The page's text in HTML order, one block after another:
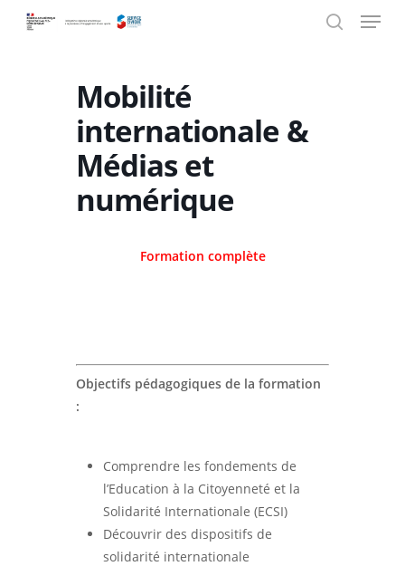
Menu
Mobilité
internationale &
Médias et
numérique
Formation complète
Objectifs pédagogiques de la formation
:
Comprendre les fondements de
l’Education à la Citoyenneté et la
Solidarité Internationale (ECSI)
Découvrir des dispositifs de
solidarité internationale
Panneau de gestion des cookies